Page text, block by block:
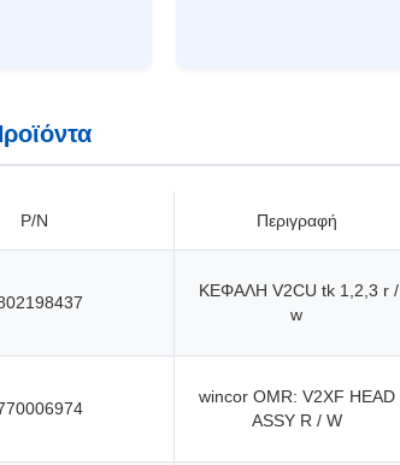
P/N Περιγραφή
ΚΕΦΑΛΗ V2CU tk 1,2,3 r /
w
wincor OMR: V2XF HEAD
ASSY R / W